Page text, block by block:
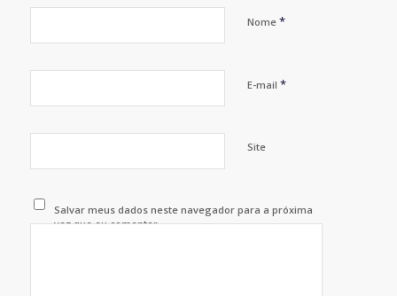
Nome *
E-mail *
Site
Salvar meus dados neste navegador para a próxima
vez que eu comentar.